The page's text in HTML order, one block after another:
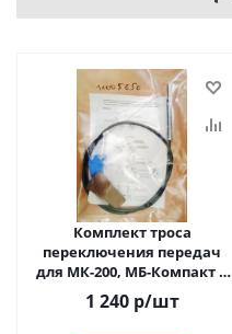
Комплект троса
переключения передач
для МК-200, МБ-Компакт и
МБ-1
1 240р/шт